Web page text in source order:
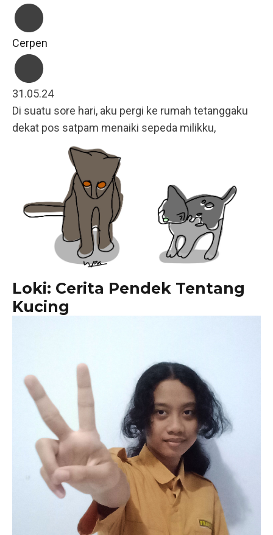
Cerpen
31.05.24
Di suatu sore hari, aku pergi ke rumah tetanggaku
dekat pos satpam menaiki sepeda milikku,
Loki: Cerita Pendek Tentang
Kucing